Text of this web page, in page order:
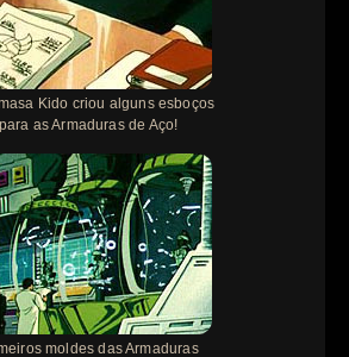
Kido criou alguns esboços
para as Armaduras de Aço!
moldes das Armaduras